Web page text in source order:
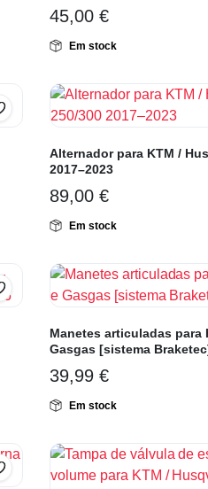
45,00 €
Em stock
Alternador para KTM /
2017–2023
89,00 €
Em stock
Manetes articuladas para
Gasgas [sistema
39,99 €
Em stock